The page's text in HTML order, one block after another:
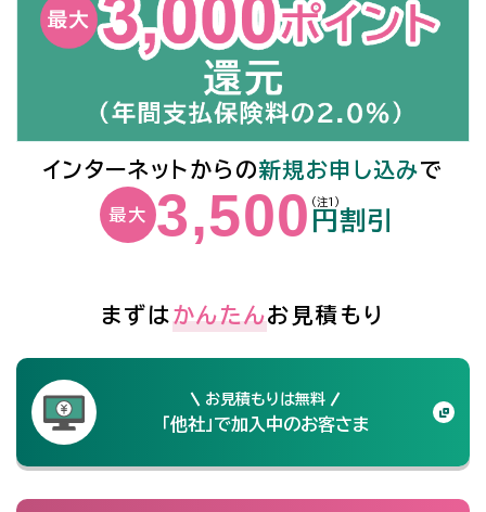
インターネットからの新規お申し込みで
最大 3,500 円割引
(注1)
まずは かんたんお見積もり
お見積もりは無料
「他社」で加入中のお客さま